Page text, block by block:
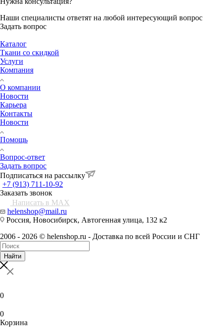
Наши специалисты ответят на любой интересующий вопрос
Задать вопрос
Каталог
Ткани со скидкой
Услуги
Компания
О компании
Новости
Карьера
Контакты
Новости
Помощь
Вопрос-ответ
Задать вопрос
Подписаться на рассылку
+7 (913) 711-10-92
Заказать звонок
Написать в MAX
helenshop@mail.ru
Россия, Новосибирск, Автогенная улица, 132 к2
2006 - 2026 © helenshop.ru - Доставка по всей России и СНГ
Найти
0
0
Корзина